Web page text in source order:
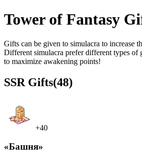
Tower of Fantasy
Gifts can be given to simulacra to increase
Different simulacra prefer different types of
to maximize awakening points!
SSR Gifts(48)
+40
«Башня»